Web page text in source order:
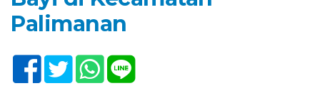
Palimanan